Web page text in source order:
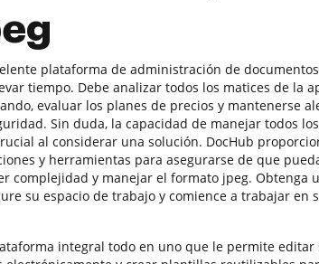
plataforma de administración de
tiempo. Debe analizar todos los matices de la
evaluar los planes de precios y mantenerse
Sin duda, la capacidad de manejar todos
al considerar una solución. DocHub
y herramientas para asegurarse de que
complejidad y manejar el formato jpeg. Obtenga
su espacio de trabajo y comience a trabajar en
integral todo en uno que le permite editar